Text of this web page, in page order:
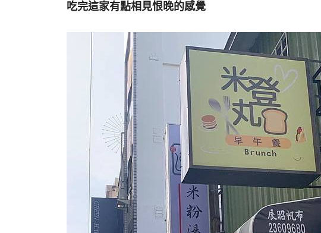
吃完這家有點相見恨晚的感覺